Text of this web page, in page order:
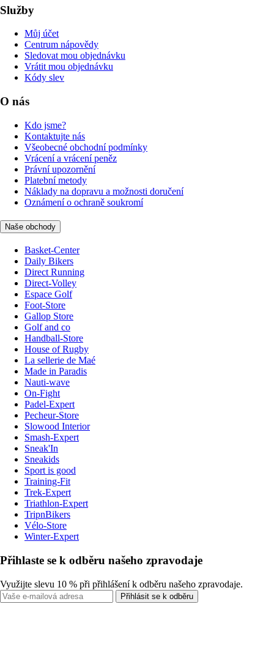
Služby
Můj účet
Centrum nápovědy
Sledovat mou objednávku
Vrátit mou objednávku
Kódy slev
O nás
Kdo jsme?
Kontaktujte nás
Všeobecné obchodní podmínky
Vrácení a vrácení peněz
Právní upozornění
Platební metody
Náklady na dopravu a možnosti doručení
Oznámení o ochraně soukromí
Naše obchody
Basket-Center
Daily Bikers
Direct Running
Direct-Volley
Espace Golf
Foot-Store
Gallop Store
Golf and co
Handball-Store
House of Rugby
La sellerie de Maé
Made in Paradis
Nauti-wave
On-Fight
Padel-Expert
Pecheur-Store
Slowood Interior
Smash-Expert
Sneak'In
Sneakids
Sport is good
Training-Fit
Trek-Expert
Triathlon-Expert
TripnBikers
Vélo-Store
Winter-Expert
Přihlaste se k odběru našeho zpravodaje
Využijte slevu 10 % při přihlášení k odběru našeho zpravodaje.
Přihlásit se k odběru